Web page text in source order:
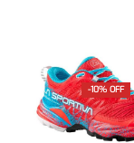
-10% OFF